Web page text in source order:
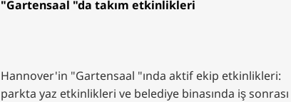
"Gartensaal "da takım etkinlikleri
Hannover'in "Gartensaal "ında aktif ekip etkinlikleri:
parkta yaz etkinlikleri ve belediye binasında iş sonrası